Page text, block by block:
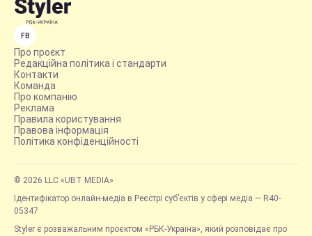
FB
Про проєкт
Редакційна політика і стандарти
Контакти
Команда
Про компанію
Реклама
Правила користування
Правова інформація
Політика конфіденційності
© 2026 LLC «UBT MEDIA»
Ідентифікатор онлайн-медіа в Реєстрі суб’єктів у сфері медіа — R40-
05347
Styler є розважальним проєктом «РБК-Україна», який розповідає про